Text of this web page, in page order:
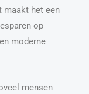
maakt het een
op
moderne
mensen